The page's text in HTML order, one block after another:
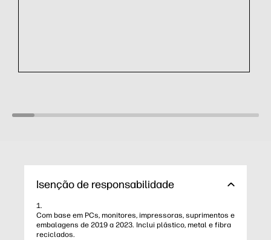
Isenção de responsabilidade
1.
Com base em PCs, monitores, impressoras, suprimentos e
embalagens de 2019 a 2023. Inclui plástico, metal e fibra
reciclados.